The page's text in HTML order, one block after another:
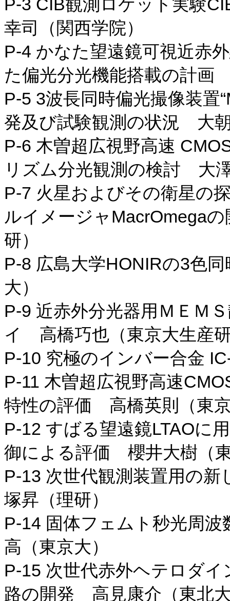
P-3 CIB観測ロケット実験
幸司（関西学院）
P-4 かなた望遠鏡可視近赤
た偏光分光機能搭載の計画
P-5 3波長同時偏光撮像装置
発及び試験観測の状況 大
P-6 木曽超広視野高速
リズム分光観測の検討 大
P-7 火星およびその衛星の
ルイメージャMacrOmega
研）
P-8 広島大学HONIRの3色
大）
P-9 近赤外分光器用ＭＥＭ
イ 高橋巧也（東京大生産
P-10 究極のインバー合金
P-11 木曽超広視野高速
特性の評価 高橋英則（東
P-12 すばる望遠鏡LTAOに
御による評価 櫻井大樹（
P-13 次世代観測装置用の
塚昇（理研）
P-14 固体フェムト秒光周
高（東京大）
P-15 次世代赤外ヘテロダ
路の開発 高見康介（東北